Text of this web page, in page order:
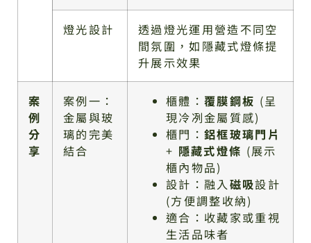
燈光設計
透過燈光運用營造不同空
間氛圍，如隱藏式燈條提
升展示效果
案
例
分
享
案例一：
金屬與玻
璃的完美
結合
櫃體：覆膜鋼板 (呈
現冷冽金屬質感)
櫃門：鋁框玻璃門片
+ 隱藏式燈條 (展示
櫃內物品)
設計：融入磁吸設計
(方便調整收納)
適合：收藏家或重視
生活品味者